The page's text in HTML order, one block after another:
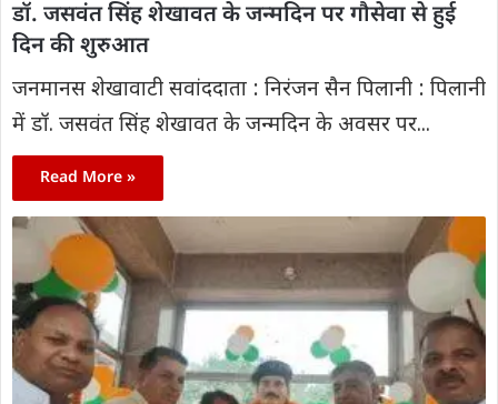
डॉ. जसवंत सिंह शेखावत के जन्मदिन पर गौसेवा से हुई
दिन की शुरुआत
जनमानस शेखावाटी सवांददाता : निरंजन सैन पिलानी : पिलानी
में डॉ. जसवंत सिंह शेखावत के जन्मदिन के अवसर पर...
Read More »